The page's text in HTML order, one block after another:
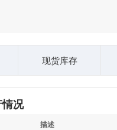
现货库存
况
描述